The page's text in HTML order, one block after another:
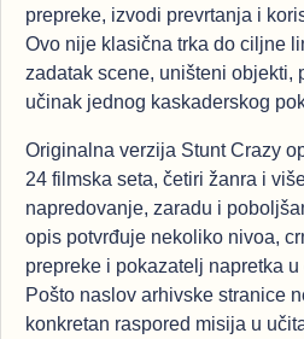
prepreke, izvodi prevrtanja i
Ovo nije klasična trka do ciljne
zadatak scene, uništeni objekti,
učinak jednog kaskaderskog
Originalna verzija Stunt Crazy
24 filmska seta, četiri žanra i
napredovanje, zaradu i
opis potvrđuje nekoliko nivoa,
prepreke i pokazatelj napretka
Pošto naslov arhivske stranice
konkretan raspored misija u